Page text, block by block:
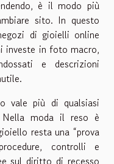
è il modo più
sito. In questo
di gioielli online
investe in foto macro,
e descrizioni
vale più di qualsiasi
moda il reso è
resta una “prova
controlli e
sul diritto di recesso